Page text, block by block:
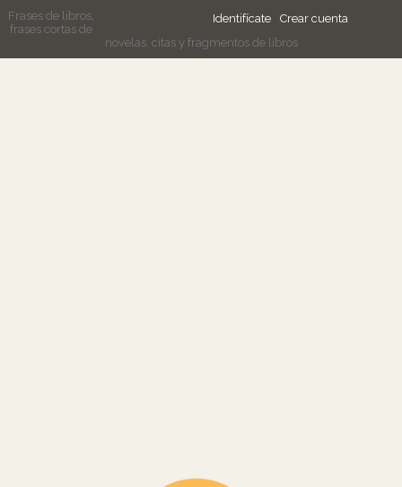
Identifícate Crear cuenta
Frases de libros,
frases cortas de
novelas, citas y fragmentos de libros